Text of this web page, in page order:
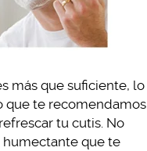
más que suficiente, lo
que te recomendamos
tu cutis. No
que te